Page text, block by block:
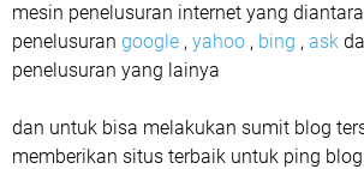
mesin penelusuran internet yang
penelusuran google , yahoo , bing , ask
penelusuran yang lainya
dan untuk bisa melakukan sumit blog
memberikan situs terbaik untuk ping